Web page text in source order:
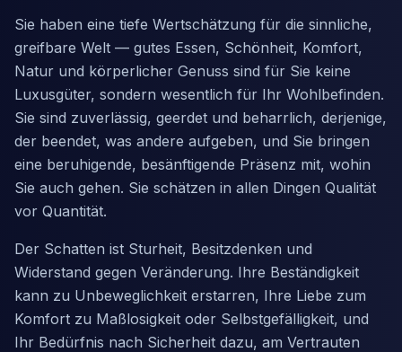
Sie haben eine tiefe Wertschätzung für die sinnliche,
greifbare Welt — gutes Essen, Schönheit, Komfort,
Natur und körperlicher Genuss sind für Sie keine
Luxusgüter, sondern wesentlich für Ihr Wohlbefinden.
Sie sind zuverlässig, geerdet und beharrlich, derjenige,
der beendet, was andere aufgeben, und Sie bringen
eine beruhigende, besänftigende Präsenz mit, wohin
Sie auch gehen. Sie schätzen in allen Dingen Qualität
vor Quantität.
Der Schatten ist Sturheit, Besitzdenken und
Widerstand gegen Veränderung. Ihre Beständigkeit
kann zu Unbeweglichkeit erstarren, Ihre Liebe zum
Komfort zu Maßlosigkeit oder Selbstgefälligkeit, und
Ihr Bedürfnis nach Sicherheit dazu, am Vertrauten